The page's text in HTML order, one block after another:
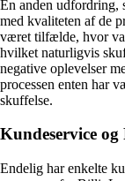
En anden udfordring,
med kvaliteten af de
været tilfælde, hvor
hvilket naturligvis
negative oplevelser
processen enten har
skuffelse.
Kundeservice og
Endelig har enkelte